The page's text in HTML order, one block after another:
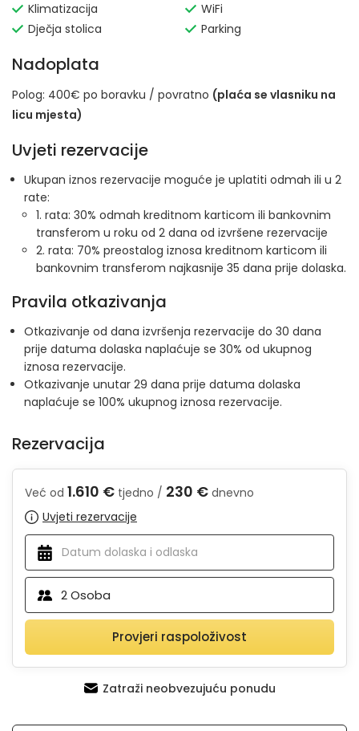
Klimatizacija
Dječja stolica
WiFi
Parking
Nadoplata
Polog: 400€ po boravku / povratno (plaća se vlasniku na
licu mjesta)
Uvjeti rezervacije
Ukupan iznos rezervacije moguće je uplatiti odmah ili u 2
rate:
1. rata: 30% odmah kreditnom karticom ili bankovnim
transferom u roku od 2 dana od izvršene rezervacije
2. rata: 70% preostalog iznosa kreditnom karticom ili
bankovnim transferom najkasnije 35 dana prije dolaska.
Pravila otkazivanja
Otkazivanje od dana izvršenja rezervacije do 30 dana
prije datuma dolaska naplaćuje se 30% od ukupnog
iznosa rezervacije.
Otkazivanje unutar 29 dana prije datuma dolaska
naplaćuje se 100% ukupnog iznosa rezervacije.
Rezervacija
Već od 1.610 € tjedno / 230 € dnevno
Uvjeti rezervacije
2Osoba
Provjeri raspoloživost
Zatraži neobvezujuću ponudu